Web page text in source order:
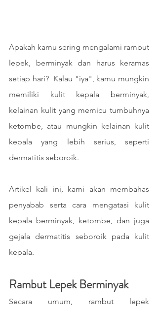
Apakah kamu sering mengalami rambut
lepek, berminyak dan harus keramas
setiap hari?  Kalau "iya", kamu mungkin
memiliki kulit kepala berminyak,
kelainan kulit yang memicu tumbuhnya
ketombe, atau mungkin kelainan kulit
kepala yang lebih serius, seperti
dermatitis seboroik.
Artikel kali ini, kami akan membahas
penyabab serta cara mengatasi kulit
kepala berminyak, ketombe, dan juga
gejala dermatitis seboroik pada kulit
kepala.
Rambut Lepek Berminyak
Secara umum, rambut lepek